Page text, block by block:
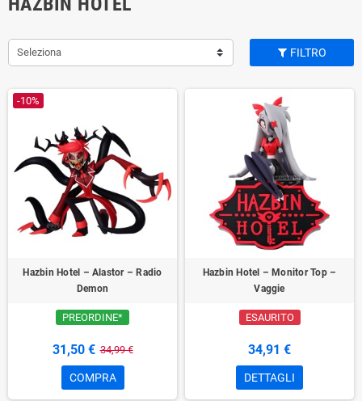
Seleziona FILTRO
-10%
Hazbin Hotel – Alastor – Radio
Demon
PREORDINE*
31,50 € 34,99 €
COMPRA
Hazbin Hotel – Monitor Top –
Vaggie
ESAURITO
34,91 €
DETTAGLI